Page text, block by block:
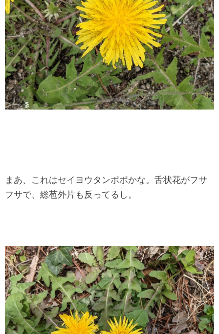
まあ、これはセイヨウタンポポかな。舌状花がフサ
フサで、総苞外片も反ってるし。